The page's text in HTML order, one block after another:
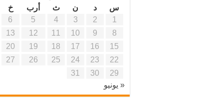
س
د ن ث أرب خ
1
2
3
4
5
6
8
9
10
11
12
13
15
16
17
18
19
20
22
23
24
25
26
27
29
30
31
« يونيو